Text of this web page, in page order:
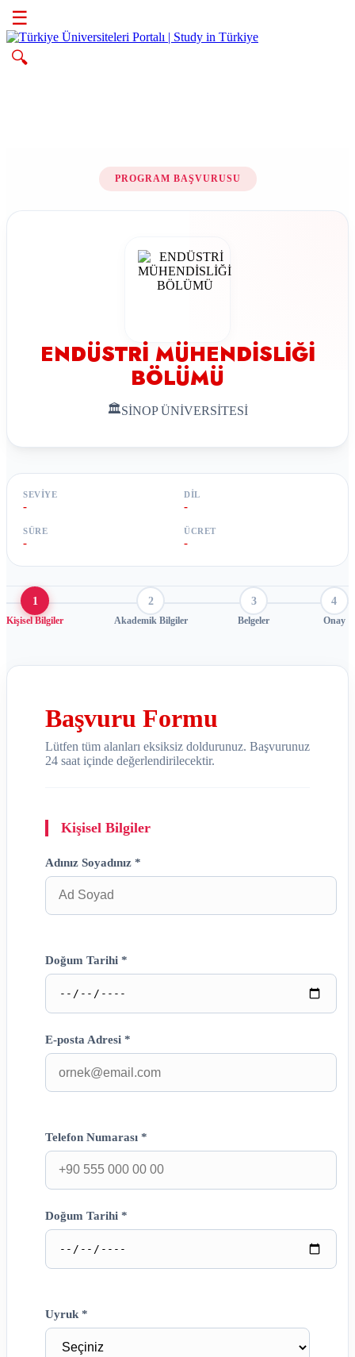
☰
🔍
PROGRAM BAŞVURUSU
ENDÜSTRİ MÜHENDİSLİĞİ
BÖLÜMÜ
🏛SİNOP ÜNİVERSİTESİ
SEVIYE
-
DIL
-
SÜRE
-
ÜCRET
-
1
Kişisel Bilgiler
2
Akademik Bilgiler
3
Belgeler
4
Onay
Başvuru Formu
Lütfen tüm alanları eksiksiz doldurunuz. Başvurunuz
24 saat içinde değerlendirilecektir.
Kişisel Bilgiler
Adınız Soyadınız *
Doğum Tarihi *
E-posta Adresi *
Telefon Numarası *
Doğum Tarihi *
Uyruk *